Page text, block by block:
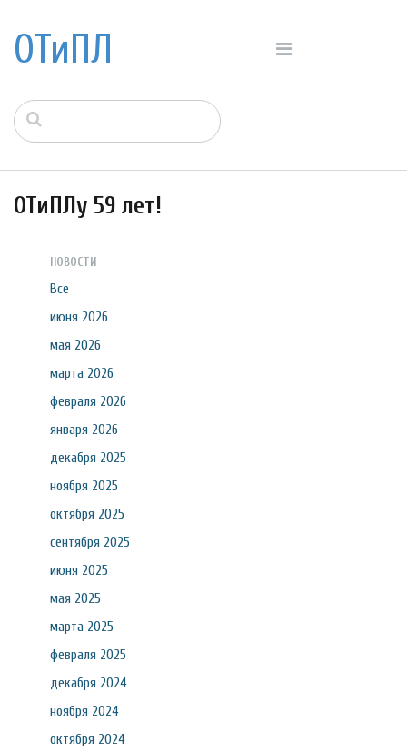
ОТиПЛ
ОТиПЛу 59 лет!
НОВОСТИ
Все
июня 2026
мая 2026
марта 2026
февраля 2026
января 2026
декабря 2025
ноября 2025
октября 2025
сентября 2025
июня 2025
мая 2025
марта 2025
февраля 2025
декабря 2024
ноября 2024
октября 2024